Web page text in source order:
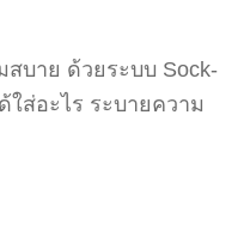
บาย ด้วยระบบ Sock-
ส่อะไร ระบายความ